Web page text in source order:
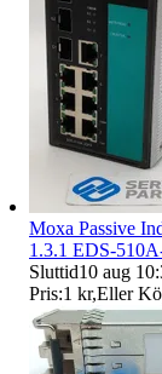
Ersättning
Moxa Passive
1.3.1 EDS-
Sluttid10 aug
Pris:1 kr,Eller